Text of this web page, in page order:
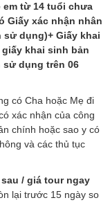
em từ 14 tuổi chưa
Giấy xác nhận nhân
dụng)+ Giấy khai
khai sinh bản
sử dụng trên 06
có Cha hoặc Mẹ đi
xác nhận của công
chính hoặc sao y có
và các thủ tục
/ giá tour ngay
lại trước 15 ngày so